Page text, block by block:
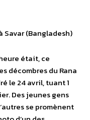
Savar (Bangladesh)
était, ce
décombres du Rana
le 24 avril, tuant 1
Des jeunes gens
se promènent